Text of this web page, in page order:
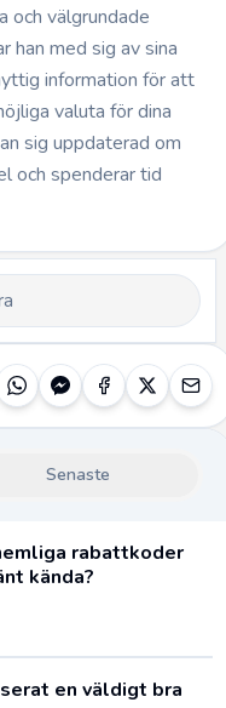
och välgrundade
han med sig av sina
information för att
valuta för dina
sig uppdaterad om
och spenderar tid
Senaste
rabattkoder
kända?
en väldigt bra